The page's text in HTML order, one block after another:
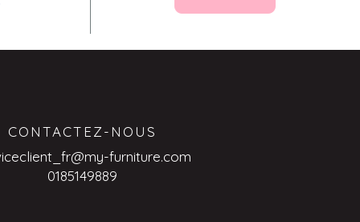
CONTACTEZ-NOUS
furniture.com
0185149889